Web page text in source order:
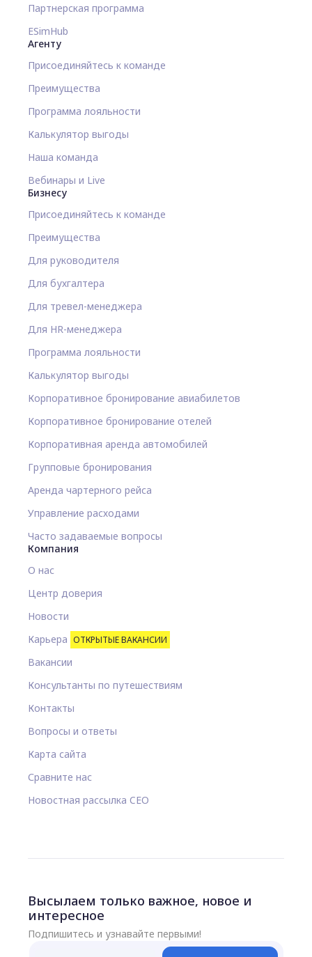
Партнерская программа
ESimHub
Агенту
Присоединяйтесь к команде
Преимущества
Программа лояльности
Калькулятор выгоды
Наша команда
Вебинары и Live
Бизнесу
Присоединяйтесь к команде
Преимущества
Для руководителя
Для бухгалтера
Для тревел-менеджера
Для HR-менеджера
Программа лояльности
Калькулятор выгоды
Корпоративное бронирование авиабилетов
Корпоративное бронирование отелей
Корпоративная аренда автомобилей
Групповые бронирования
Аренда чартерного рейса
Управление расходами
Часто задаваемые вопросы
Компания
О нас
Центр доверия
Новости
Карьера ОТКРЫТЫЕ ВАКАНСИИ
Вакансии
Консультанты по путешествиям
Контакты
Вопросы и ответы
Карта сайта
Сравните нас
Новостная рассылка CEO
Высылаем только важное, новое и
интересное
Подпишитесь и узнавайте первыми!